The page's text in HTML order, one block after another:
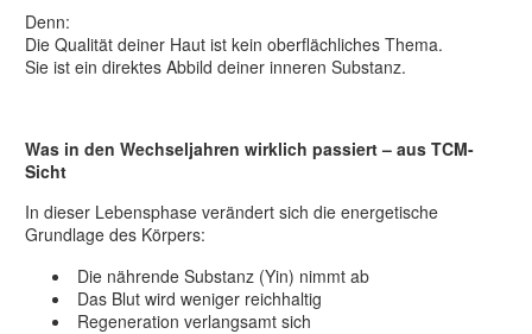
Denn:
Die Qualität deiner Haut ist kein oberflächliches Thema.
Sie ist ein direktes Abbild deiner inneren Substanz.
Was in den Wechseljahren wirklich passiert – aus TCM-
Sicht
In dieser Lebensphase verändert sich die energetische
Grundlage des Körpers:
Die nährende Substanz (Yin) nimmt ab
Das Blut wird weniger reichhaltig
Regeneration verlangsamt sich